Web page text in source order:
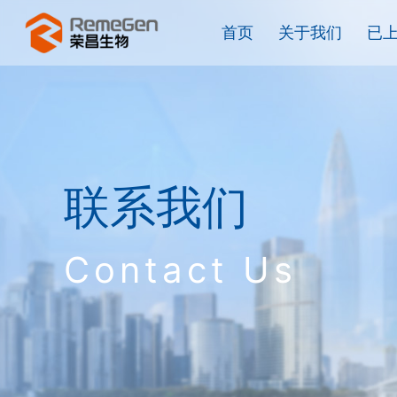
首页 关于我们 已
联系我们
Contact Us